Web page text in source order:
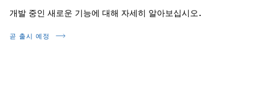
개발 중인 새로운 기능에 대해 자세히 알아보십시오.
곧 출시 예정